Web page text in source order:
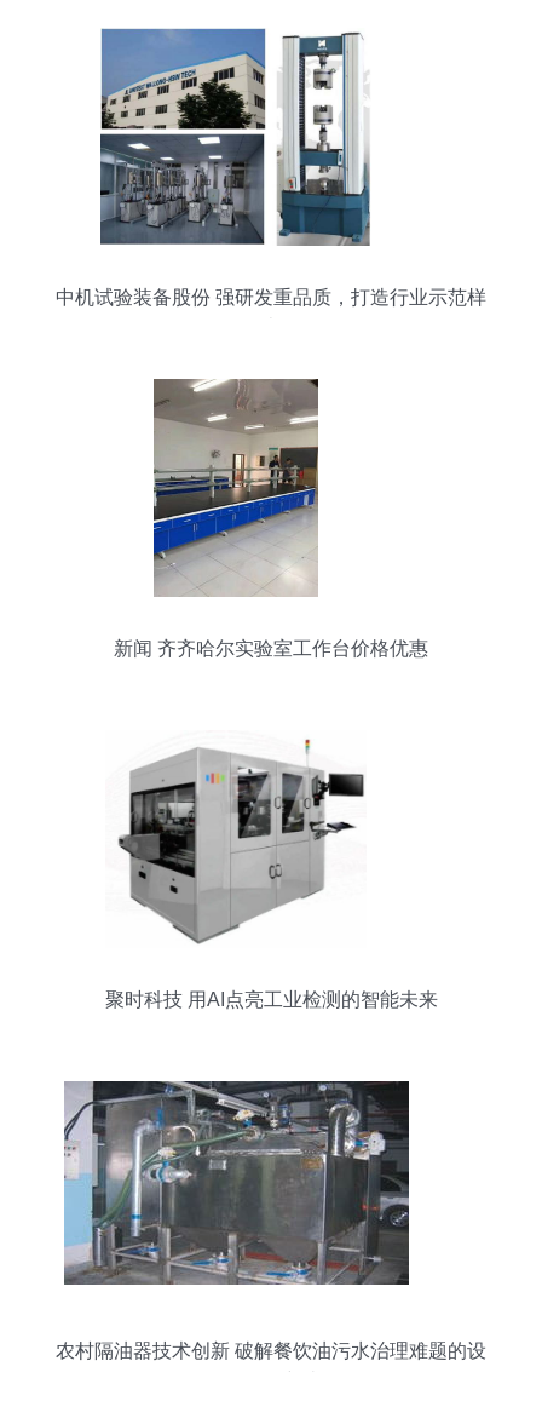
中机试验装备股份 强研发重品质，打造行业示范样
新闻 齐齐哈尔实验室工作台价格优惠
聚时科技 用AI点亮工业检测的智能未来
农村隔油器技术创新 破解餐饮油污水治理难题的设